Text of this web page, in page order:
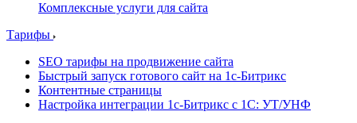
Комплексные услуги для сайта
Тарифы
SEO тарифы на продвижение сайта
Быстрый запуск готового сайт на 1с-Битрикс
Контентные страницы
Настройка интеграции 1с-Битрикс с 1С: УТ/УНФ